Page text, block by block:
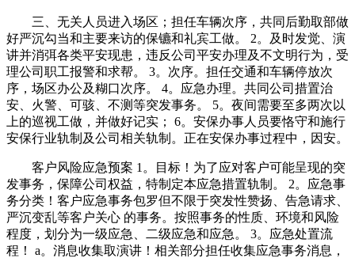
三、无关人员进入场区；担任车辆次序，共同后勤取部做
好严沉勾当和主要来访的保镳和礼宾工做。 2。及时发觉、演
讲并消弭各类平安现患，违反公司平安办理及不文明行为，受
理公司职工报警和求帮。 3。次序。担任交通和车辆停放次
序，场区办公及糊口次序。 4。应急办理。共同公司措置治
安、火警、可骇、不测等突发事务。 5。夜间需要至多两次以
上的巡视工做，并做好记实； 6。安保办事人员要恪守和施行
安保行业轨制及公司相关轨制。正在安保办事过程中，因安。
客户风险应急预案 1。目标！为了应对客户可能呈现的突
发事务，保障公司权益，特制定本应急措置轨制。 2。应急事
务分类！客户应急事务包罗但不限于突发性赞扬、告急请求、
严沉变乱等客户关心 的事务。按照事务的性质、环境和风险
程度，划分为一级应急、二级应急和应急。 3。应急处置流
程！ a。消息收集取演讲！相关部分担任收集应急事务消息，